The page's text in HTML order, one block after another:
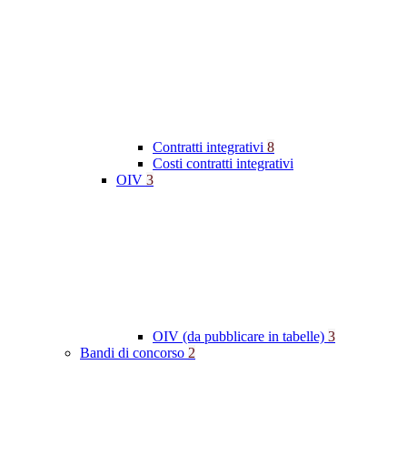
Contratti integrativi 8
Costi contratti integrativi
OIV 3
OIV (da pubblicare in tabelle) 3
Bandi di concorso 2